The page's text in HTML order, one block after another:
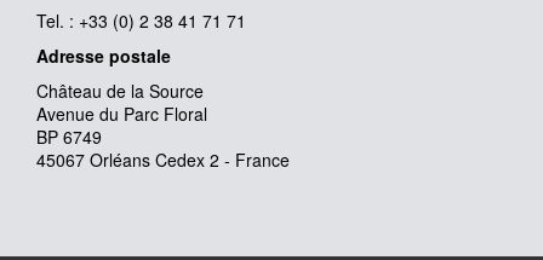
Tel. : +33 (0) 2 38 41 71 71
Adresse postale
Château de la Source
Avenue du Parc Floral
BP 6749
45067 Orléans Cedex 2 - France